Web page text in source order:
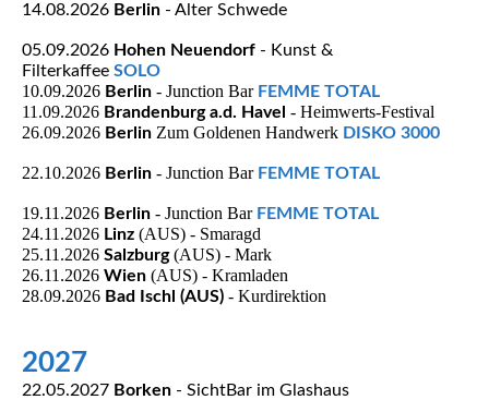
14.08.2026 Berlin - Alter Schwede
05.09.2026 Hohen Neuendorf - Kunst &
Filterkaffee SOLO
10.09.2026 Berlin - Junction Bar FEMME TOTAL
11.09.2026 Brandenburg a.d. Havel - Heimwerts-Festival
26.09.2026 Berlin Zum Goldenen Handwerk DISKO 3000
22.10.2026 Berlin - Junction Bar FEMME TOTAL
19.11.2026 Berlin - Junction Bar FEMME TOTAL
24.11.2026 Linz (AUS) - Smaragd
25.11.2026 Salzburg(AUS) - Mark
26.11.2026 Wien (AUS) - Kramladen
28.09.2026 Bad Ischl (AUS) - Kurdirektion
2027
22.05.2027 Borken - SichtBar im Glashaus